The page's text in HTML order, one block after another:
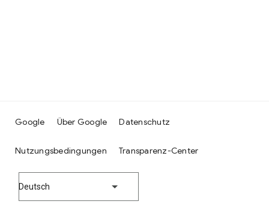
Google Über Google Datenschutz
Nutzungsbedingungen Transparenz-Center
Deutsch